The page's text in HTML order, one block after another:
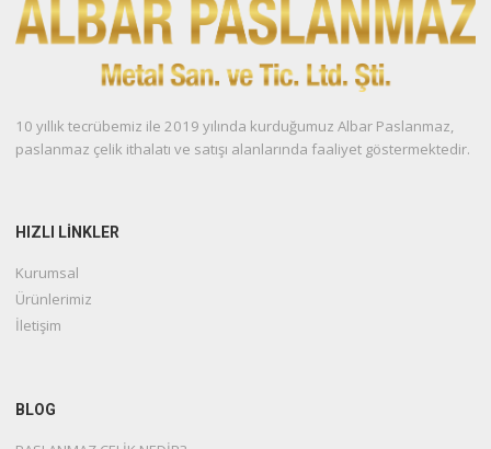
10 yıllık tecrübemiz ile 2019 yılında kurduğumuz Albar Paslanmaz,
paslanmaz çelik ithalatı ve satışı alanlarında faaliyet göstermektedir.
HIZLI LİNKLER
Kurumsal
Ürünlerimiz
İletişim
BLOG